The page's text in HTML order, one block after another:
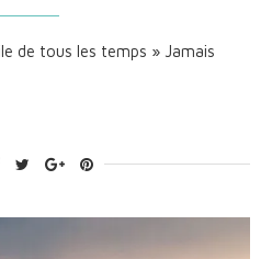
de tous les temps » Jamais